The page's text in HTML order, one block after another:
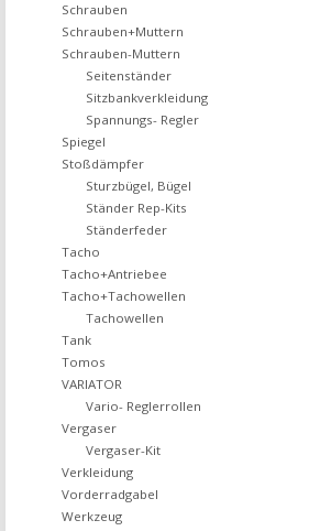
Schrauben
Schrauben+Muttern
Schrauben-Muttern
Seitenständer
Sitzbankverkleidung
Spannungs- Regler
Spiegel
Stoßdämpfer
Sturzbügel, Bügel
Ständer Rep-Kits
Ständerfeder
Tacho
Tacho+Antriebee
Tacho+Tachowellen
Tachowellen
Tank
Tomos
VARIATOR
Vario- Reglerrollen
Vergaser
Vergaser-Kit
Verkleidung
Vorderradgabel
Werkzeug